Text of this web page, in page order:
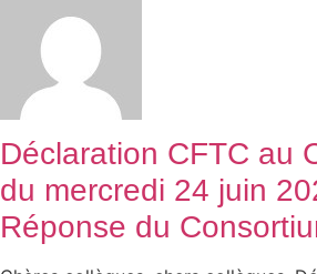
Déclaration CFTC au
du mercredi 24 juin
Réponse du